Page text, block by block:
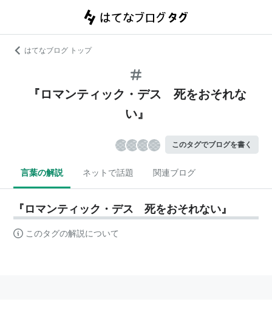
はてなブログ トップ
『ロマンティック・デス 死をおそれな
い』
このタグでブログを書く
言葉の解説 ネットで話題 関連ブログ
『ロマンティック・デス 死をおそれない』
このタグの解説について